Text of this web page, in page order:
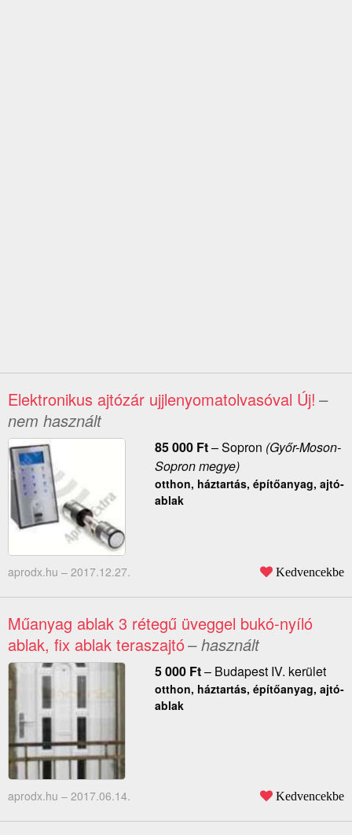
Elektronikus ajtózár ujjlenyomatolvasóval Új! –
nem használt
85 000 Ft–Sopron (Győr-Moson-
Sopron megye)
otthon, háztartás, építőanyag, ajtó-
ablak
aprodx.hu – 2017.12.27. Kedvencekbe
Műanyag ablak 3 rétegű üveggel bukó-nyíló
ablak, fix ablak teraszajtó– használt
5 000 Ft– Budapest IV. kerület
otthon, háztartás, építőanyag, ajtó-
ablak
aprodx.hu – 2017.06.14. Kedvencekbe